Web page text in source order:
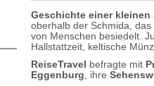
Geschichte einer kleinen
oberhalb der Schmida,
von Menschen besiedelt.
Hallstattzeit, keltische
ReiseTravel befragte mit
Eggenburg , ihre